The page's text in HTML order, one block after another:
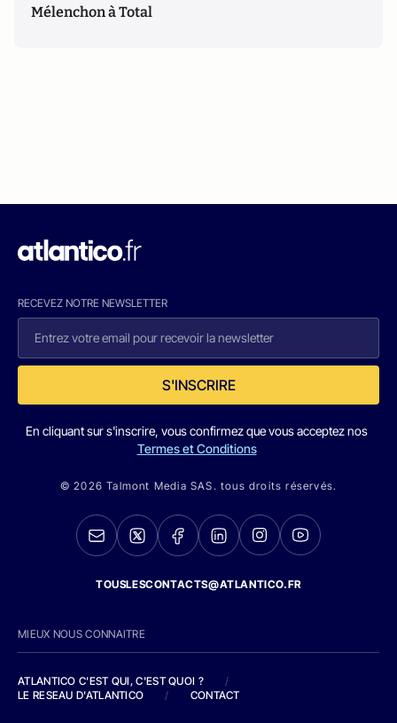
Mélenchon à Total
RECEVEZ NOTRE NEWSLETTER
S'INSCRIRE
En cliquant sur s'inscrire, vous confirmez que vous acceptez nos
Termes et Conditions
© 2026 Talmont Media SAS. tous droits réservés.
TOUSLESCONTACTS@ATLANTICO.FR
MIEUX NOUS CONNAITRE
ATLANTICO C'EST QUI, C'EST QUOI ?
/
LE RESEAU D'ATLANTICO
/ CONTACT